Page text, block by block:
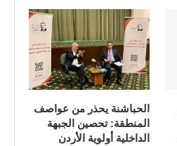
الحباشنة يحذر من عواصف
المنطقة: تحصين الجبهة
الداخلية أولوية الأردن